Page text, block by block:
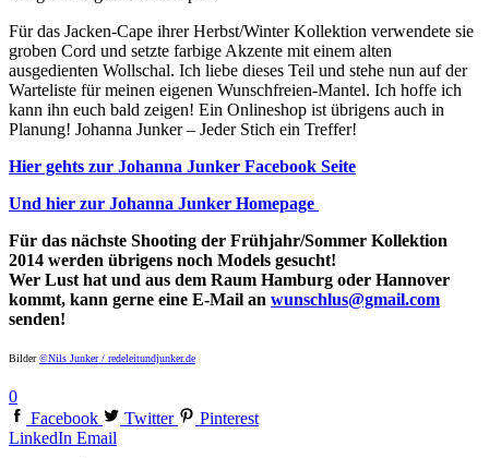
Für das Jacken-Cape ihrer Herbst/Winter Kollektion verwendete sie
groben Cord und setzte farbige Akzente mit einem alten
ausgedienten Wollschal. Ich liebe dieses Teil und stehe nun auf der
Warteliste für meinen eigenen Wunschfreien-Mantel. Ich hoffe ich
kann ihn euch bald zeigen! Ein Onlineshop ist übrigens auch in
Planung! Johanna Junker – Jeder Stich ein Treffer!
Hier gehts zur Johanna Junker Facebook Seite
Und hier zur Johanna Junker Homepage
Für das nächste Shooting der Frühjahr/Sommer Kollektion
2014 werden übrigens noch Models gesucht!
Wer Lust hat und aus dem Raum Hamburg oder Hannover
kommt, kann gerne eine E-Mail an wunschlus@gmail.com
senden!
Bilder©Nils Junker / redeleitundjunker.de
0
Facebook
Twitter
Pinterest
LinkedIn Email